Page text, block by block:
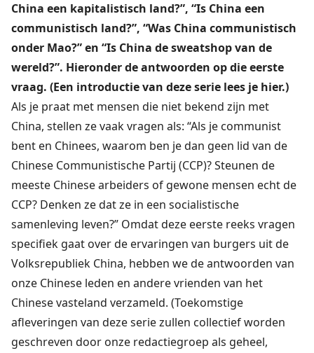
China een kapitalistisch land?”, “Is China een
communistisch land?”, “Was China communistisch
onder Mao?” en “Is China de sweatshop van de
wereld?”. Hieronder de antwoorden op die eerste
vraag. (Een introductie van deze serie lees je hier.)
Als je praat met mensen die niet bekend zijn met
China, stellen ze vaak vragen als: “Als je communist
bent en Chinees, waarom ben je dan geen lid van de
Chinese Communistische Partij (CCP)? Steunen de
meeste Chinese arbeiders of gewone mensen echt de
CCP? Denken ze dat ze in een socialistische
samenleving leven?” Omdat deze eerste reeks vragen
specifiek gaat over de ervaringen van burgers uit de
Volksrepubliek China, hebben we de antwoorden van
onze Chinese leden en andere vrienden van het
Chinese vasteland verzameld. (Toekomstige
afleveringen van deze serie zullen collectief worden
geschreven door onze redactiegroep als geheel,